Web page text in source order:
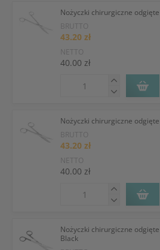
Nożyczki chirurgiczne
BRUTTO
43.20 zł
NETTO
40.00 zł
Nożyczki chirurgiczne
BRUTTO
43.20 zł
NETTO
40.00 zł
Nożyczki chirurgiczne
Black